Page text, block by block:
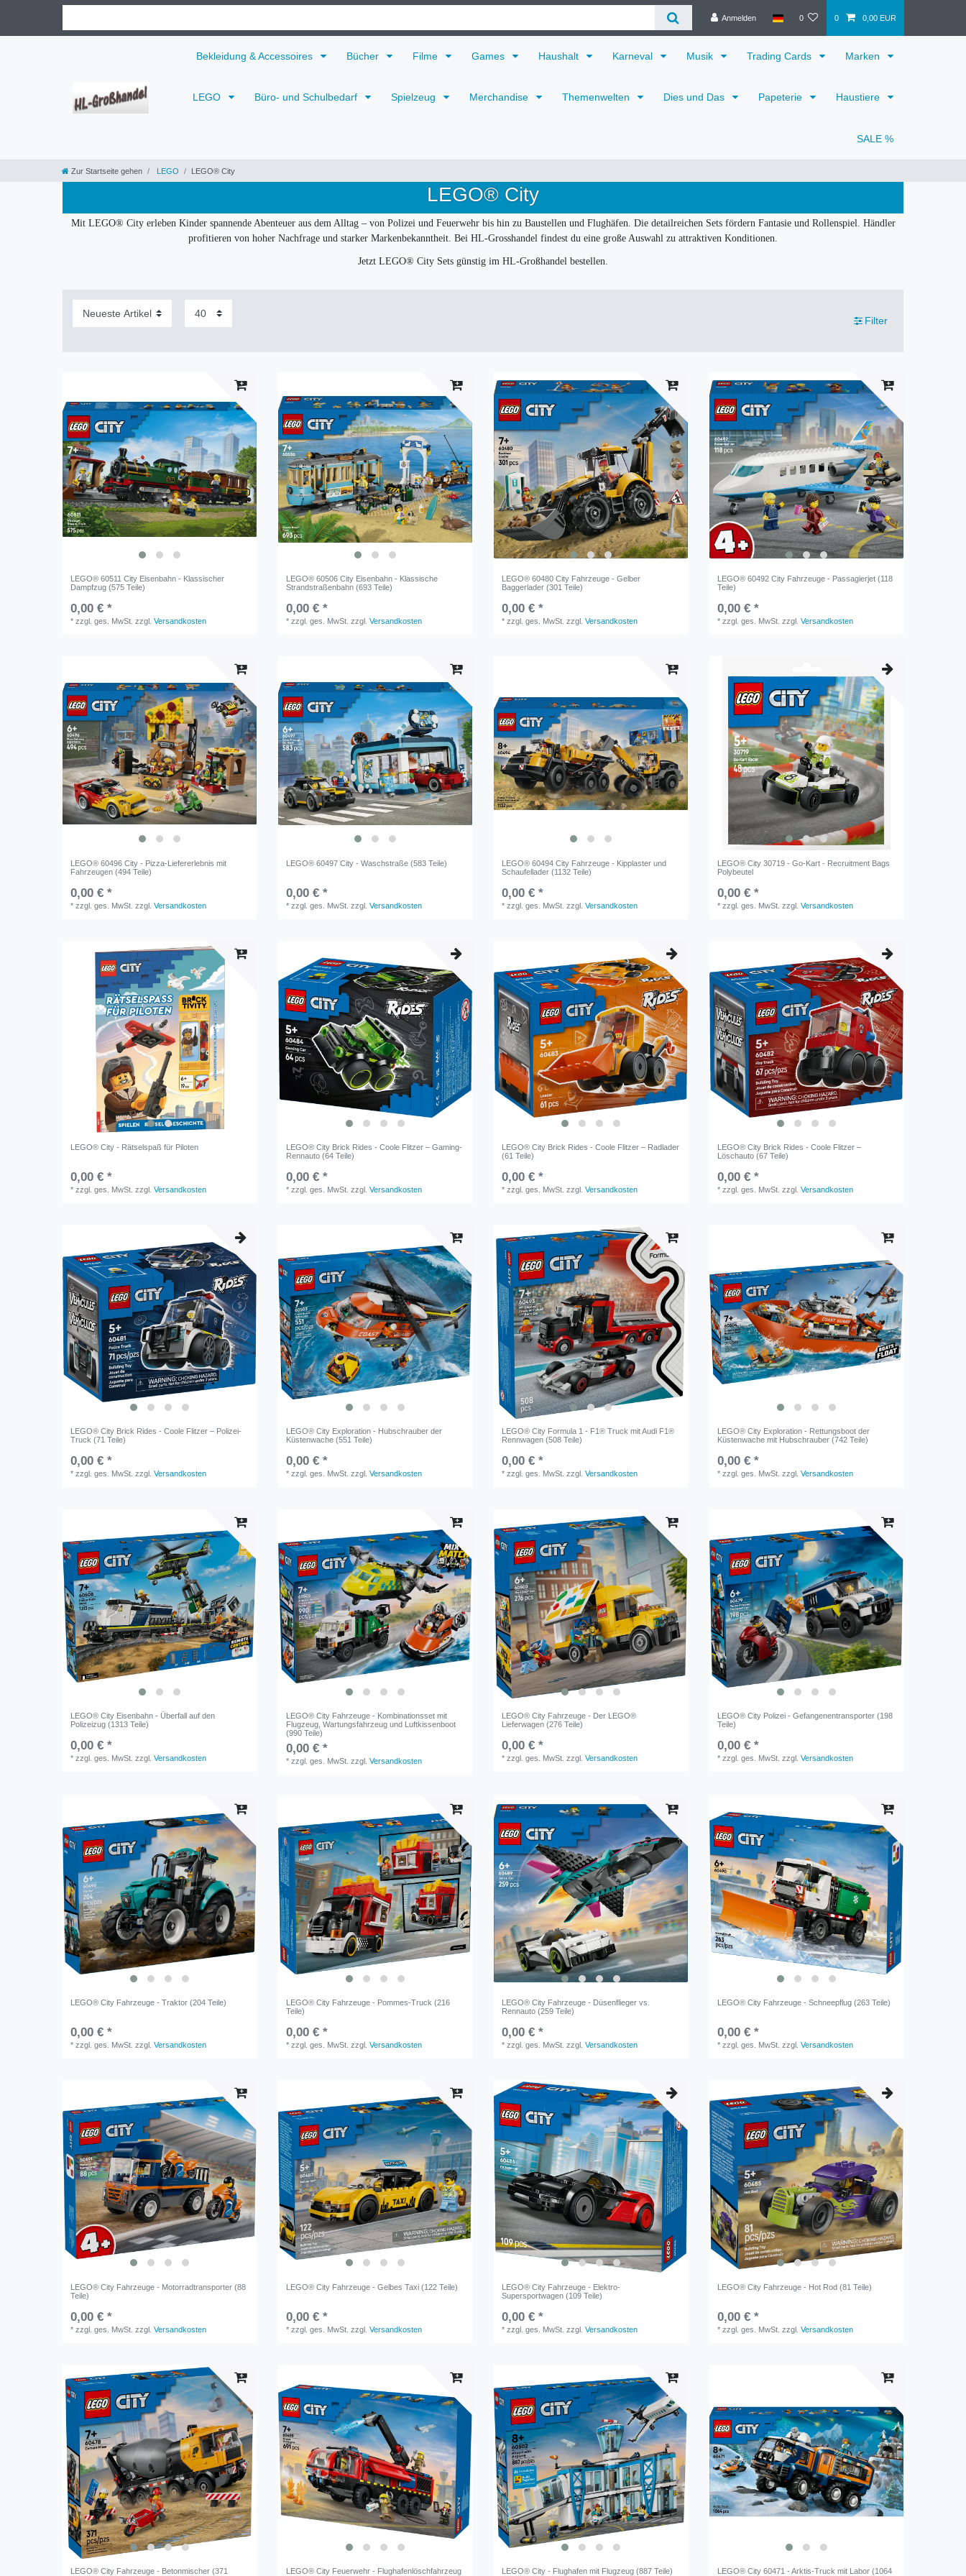
Anmelden 0 0 0,00 EUR
Bekleidung & Accessoires Bücher Filme Games Haushalt Karneval Musik Trading Cards Marken
LEGO Büro- und Schulbedarf Spielzeug Merchandise Themenwelten Dies und Das Papeterie Haustiere
SALE %
Zur Startseite gehen LEGO LEGO® City
LEGO® City
Mit LEGO® City erleben Kinder spannende Abenteuer aus dem Alltag – von Polizei und Feuerwehr bis hin zu Baustellen und Flughäfen. Die detailreichen Sets fördern Fantasie und Rollenspiel. Händler
profitieren von hoher Nachfrage und starker Markenbekanntheit. Bei HL-Grosshandel findest du eine große Auswahl zu attraktiven Konditionen.
Jetzt LEGO® City Sets günstig im HL-Großhandel bestellen.
Filter
LEGO® 60511 City Eisenbahn - Klassischer
Dampfzug (575 Teile)
0,00 € *
*zzgl. ges. MwSt. zzgl.Versandkosten
LEGO® 60506 City Eisenbahn - Klassische
Strandstraßenbahn (693 Teile)
0,00 € *
*zzgl. ges. MwSt. zzgl.Versandkosten
LEGO® 60480 City Fahrzeuge - Gelber
Baggerlader (301 Teile)
0,00 € *
*zzgl. ges. MwSt. zzgl.Versandkosten
LEGO® 60492 City Fahrzeuge - Passagierjet (118
Teile)
0,00 € *
*zzgl. ges. MwSt. zzgl.Versandkosten
LEGO® 60496 City - Pizza-Liefererlebnis mit
Fahrzeugen (494 Teile)
0,00 € *
*zzgl. ges. MwSt. zzgl.Versandkosten
LEGO® 60497 City - Waschstraße (583 Teile)
0,00 € *
*zzgl. ges. MwSt. zzgl.Versandkosten
LEGO® 60494 City Fahrzeuge - Kipplaster und
Schaufellader (1132 Teile)
0,00 € *
*zzgl. ges. MwSt. zzgl.Versandkosten
LEGO® City 30719 - Go-Kart - Recruitment Bags
Polybeutel
0,00 € *
*zzgl. ges. MwSt. zzgl.Versandkosten
LEGO® City - Rätselspaß für Piloten
0,00 € *
*zzgl. ges. MwSt. zzgl.Versandkosten
LEGO® City Brick Rides - Coole Flitzer – Gaming-
Rennauto (64 Teile)
0,00 € *
*zzgl. ges. MwSt. zzgl.Versandkosten
LEGO® City Brick Rides - Coole Flitzer – Radlader
(61 Teile)
0,00 € *
*zzgl. ges. MwSt. zzgl.Versandkosten
LEGO® City Brick Rides - Coole Flitzer –
Löschauto (67 Teile)
0,00 € *
*zzgl. ges. MwSt. zzgl.Versandkosten
LEGO® City Brick Rides - Coole Flitzer – Polizei-
Truck (71 Teile)
0,00 € *
*zzgl. ges. MwSt. zzgl.Versandkosten
LEGO® City Exploration - Hubschrauber der
Küstenwache (551 Teile)
0,00 € *
*zzgl. ges. MwSt. zzgl.Versandkosten
LEGO® City Formula 1 - F1® Truck mit Audi F1®
Rennwagen (508 Teile)
0,00 € *
*zzgl. ges. MwSt. zzgl.Versandkosten
LEGO® City Exploration - Rettungsboot der
Küstenwache mit Hubschrauber (742 Teile)
0,00 € *
*zzgl. ges. MwSt. zzgl.Versandkosten
LEGO® City Eisenbahn - Überfall auf den
Polizeizug (1313 Teile)
0,00 € *
*zzgl. ges. MwSt. zzgl.Versandkosten
LEGO® City Fahrzeuge - Kombinationsset mit
Flugzeug, Wartungsfahrzeug und Luftkissenboot
(990 Teile)
0,00 € *
*zzgl. ges. MwSt. zzgl.Versandkosten
LEGO® City Fahrzeuge - Der LEGO®
Lieferwagen (276 Teile)
0,00 € *
*zzgl. ges. MwSt. zzgl.Versandkosten
LEGO® City Polizei - Gefangenentransporter (198
Teile)
0,00 € *
*zzgl. ges. MwSt. zzgl.Versandkosten
LEGO® City Fahrzeuge - Traktor (204 Teile)
0,00 € *
*zzgl. ges. MwSt. zzgl.Versandkosten
LEGO® City Fahrzeuge - Pommes-Truck (216
Teile)
0,00 € *
*zzgl. ges. MwSt. zzgl.Versandkosten
LEGO® City Fahrzeuge - Düsenflieger vs.
Rennauto (259 Teile)
0,00 € *
*zzgl. ges. MwSt. zzgl.Versandkosten
LEGO® City Fahrzeuge - Schneepflug (263 Teile)
0,00 € *
*zzgl. ges. MwSt. zzgl.Versandkosten
LEGO® City Fahrzeuge - Motorradtransporter (88
Teile)
0,00 € *
*zzgl. ges. MwSt. zzgl.Versandkosten
LEGO® City Fahrzeuge - Gelbes Taxi (122 Teile)
0,00 € *
*zzgl. ges. MwSt. zzgl.Versandkosten
LEGO® City Fahrzeuge - Elektro-
Supersportwagen (109 Teile)
0,00 € *
*zzgl. ges. MwSt. zzgl.Versandkosten
LEGO® City Fahrzeuge - Hot Rod (81 Teile)
0,00 € *
*zzgl. ges. MwSt. zzgl.Versandkosten
LEGO® City Fahrzeuge - Betonmischer (371
LEGO® City Feuerwehr - Flughafenlöschfahrzeug
LEGO® City - Flughafen mit Flugzeug (887 Teile)
LEGO® City 60471 - Arktis-Truck mit Labor (1064